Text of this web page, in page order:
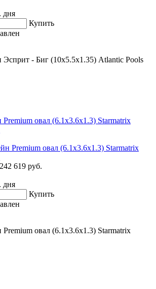
дня
Купить
Эсприт - Биг (10х5.5х1.35) Atlantic Pools
овал (6.1x3.6x1.3) Starmatrix
619 руб.
дня
Купить
овал (6.1x3.6x1.3) Starmatrix